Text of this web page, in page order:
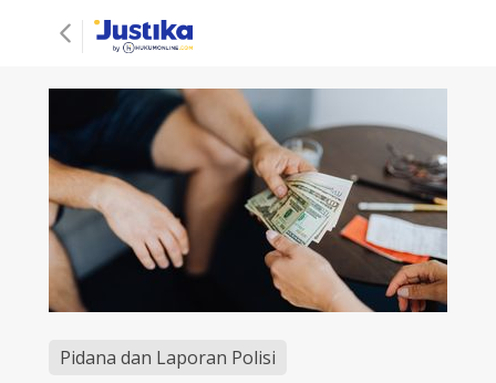
Pidana dan Laporan Polisi